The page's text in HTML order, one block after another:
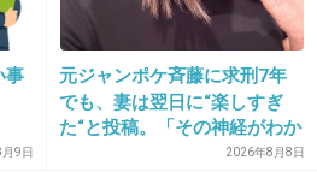
+859 -34
潰されそう。
事
9日
元ジャンポケ斉藤に求刑7年
でも、妻は翌日に“楽しすぎ
た“と投稿。「その神経がわか
2026年8月8日